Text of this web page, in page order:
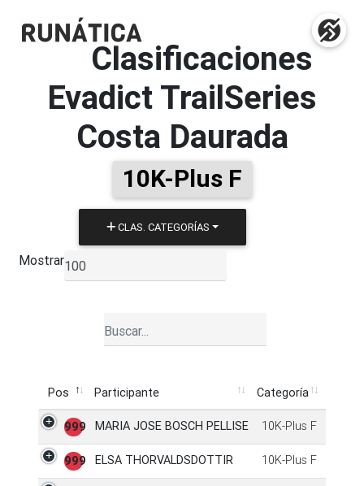
Clasificaciones
Evadict TrailSeries
Costa Daurada
10K-Plus F
CLAS. CATEGORÍAS
Mostrar
Pos Participante
Categoría
Pos
Participante Categoría
999 MARIA JOSE BOSCH PELLISE 10K-Plus F
999 ELSA THORVALDSDOTTIR 10K-Plus F